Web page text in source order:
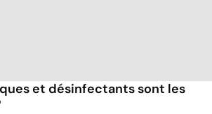
et désinfectants sont les